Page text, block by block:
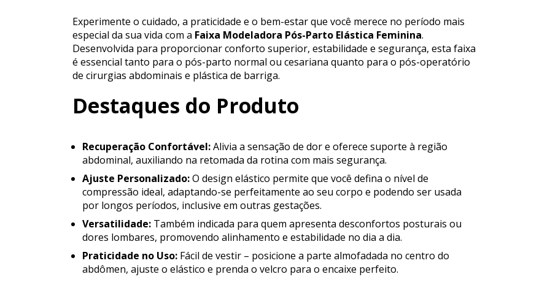
Experimente o cuidado, a praticidade e o bem-estar que você merece no período mais
especial da sua vida com a Faixa Modeladora Pós-Parto Elástica Feminina.
Desenvolvida para proporcionar conforto superior, estabilidade e segurança, esta faixa
é essencial tanto para o pós-parto normal ou cesariana quanto para o pós-operatório
de cirurgias abdominais e plástica de barriga.
Destaques do Produto
Recuperação Confortável:Alivia a sensação de dor e oferece suporte à região
abdominal, auxiliando na retomada da rotina com mais segurança.
Ajuste Personalizado:O design elástico permite que você defina o nível de
compressão ideal, adaptando-se perfeitamente ao seu corpo e podendo ser usada
por longos períodos, inclusive em outras gestações.
Versatilidade: Também indicada para quem apresenta desconfortos posturais ou
dores lombares, promovendo alinhamento e estabilidade no dia a dia.
Praticidade no Uso: Fácil de vestir – posicione a parte almofadada no centro do
abdômen, ajuste o elástico e prenda o velcro para o encaixe perfeito.